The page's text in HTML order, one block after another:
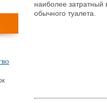
наиболее затратный
обычного туалета.